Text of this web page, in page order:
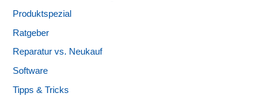
Produktspezial
Ratgeber
Reparatur vs. Neukauf
Software
Tipps & Tricks